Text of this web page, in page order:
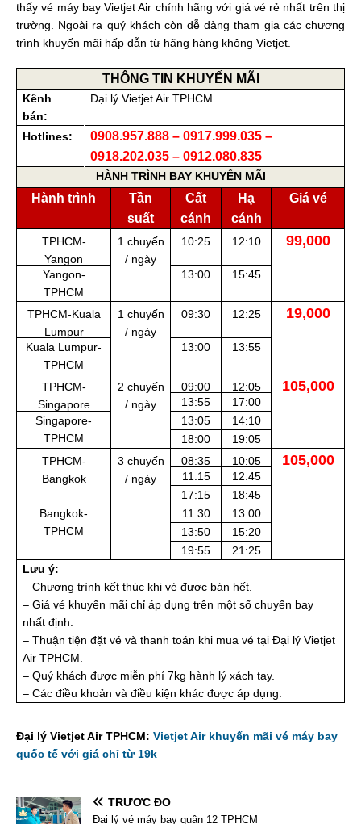
thấy vé máy bay Vietjet Air chính hãng với giá vé rẻ nhất trên thị
trường. Ngoài ra quý khách còn dễ dàng tham gia các chương
trình khuyến mãi hấp dẫn từ hãng hàng không Vietjet.
THÔNG TIN KHUYẾN MÃI
Kênh
bán:
Đại lý Vietjet Air TPHCM
Hotlines:
0908.957.888 – 0917.999.035 –
0918.202.035 – 0912.080.835
HÀNH TRÌNH BAY KHUYẾN MÃI
Hành trình
Tần
suất
Cất
cánh
Hạ
cánh
Giá vé
TPHCM-
Yangon
1 chuyến
/ ngày
10:25 12:10 99,000
Yangon-
TPHCM
13:00 15:45
TPHCM-Kuala
Lumpur
1 chuyến
/ ngày
09:30 12:25 19,000
Kuala Lumpur-
TPHCM
13:00 13:55
TPHCM-
Singapore
2 chuyến
/ ngày
09:00 12:05 105,000
13:55
17:00
Singapore-
TPHCM
13:05
14:10
18:00
19:05
TPHCM-
Bangkok
3 chuyến
/ ngày
08:35 10:05 105,000
11:15
12:45
17:15
18:45
Bangkok-
TPHCM
11:30
13:00
13:50
15:20
19:55
21:25
Lưu ý:
– Chương trình kết thúc khi vé được bán hết.
– Giá vé khuyến mãi chỉ áp dụng trên một số chuyến bay
nhất định.
– Thuận tiện đặt vé và thanh toán khi mua vé tại Đại lý Vietjet
Air TPHCM.
– Quý khách được miễn phí 7kg hành lý xách tay.
– Các điều khoản và điều kiện khác được áp dụng.
Đại lý Vietjet Air TPHCM: Vietjet Air khuyến mãi vé máy bay
quốc tế với giá chỉ từ 19k
TRƯỚC ĐÓ
Đại lý vé máy bay quận 12 TPHCM